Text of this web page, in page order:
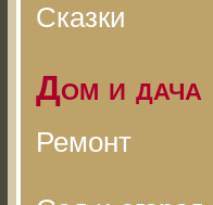
Сказки
Дом и дача
Ремонт